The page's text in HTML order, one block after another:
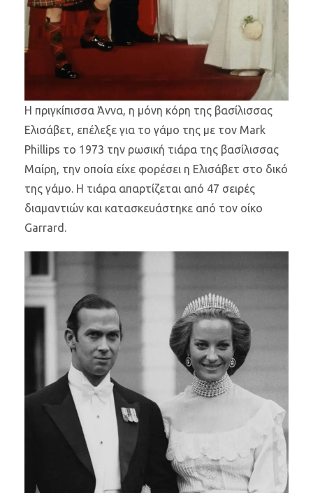
Η πριγκίπισσα Άννα, η μόνη κόρη της βασίλισσας
Ελισάβετ, επέλεξε για το γάμο της με τον Mark
Phillips το 1973 την ρωσική τιάρα της βασίλισσας
Μαίρη, την οποία είχε φορέσει η Ελισάβετ στο δικό
της γάμο. Η τιάρα απαρτίζεται από 47 σειρές
διαμαντιών και κατασκευάστηκε από τον οίκο
Garrard.